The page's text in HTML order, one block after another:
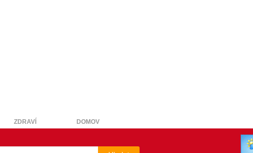
ZDRAVÍ DOMOV